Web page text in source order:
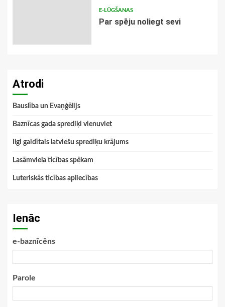
E-LŪGŠANAS
Par spēju noliegt sevi
Atrodi
Bauslība un Evaņģēlijs
Baznīcas gada sprediķi vienuviet
Ilgi gaidītais latviešu sprediķu krājums
Lasāmviela ticības spēkam
Luteriskās ticības apliecības
Ienāc
e-baznīcēns
Parole